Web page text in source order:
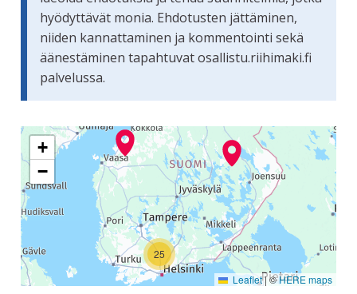
hyödyttävät monia. Ehdotusten jättäminen,
niiden kannattaminen ja kommentointi sekä
äänestäminen tapahtuvat osallistu.riihimaki.fi
palvelussa.
Seuraavassa elementissä on kartta, joka esittää
25
+
−
Leaflet|©HERE maps